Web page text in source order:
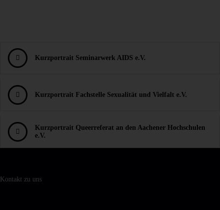
Kurzportrait Seminarwerk AIDS e.V.
Kurzportrait Fachstelle Sexualität und Vielfalt e.V.
Kurzportrait Queerreferat an den Aachener Hochschulen
e.V.
Kontakt zu uns